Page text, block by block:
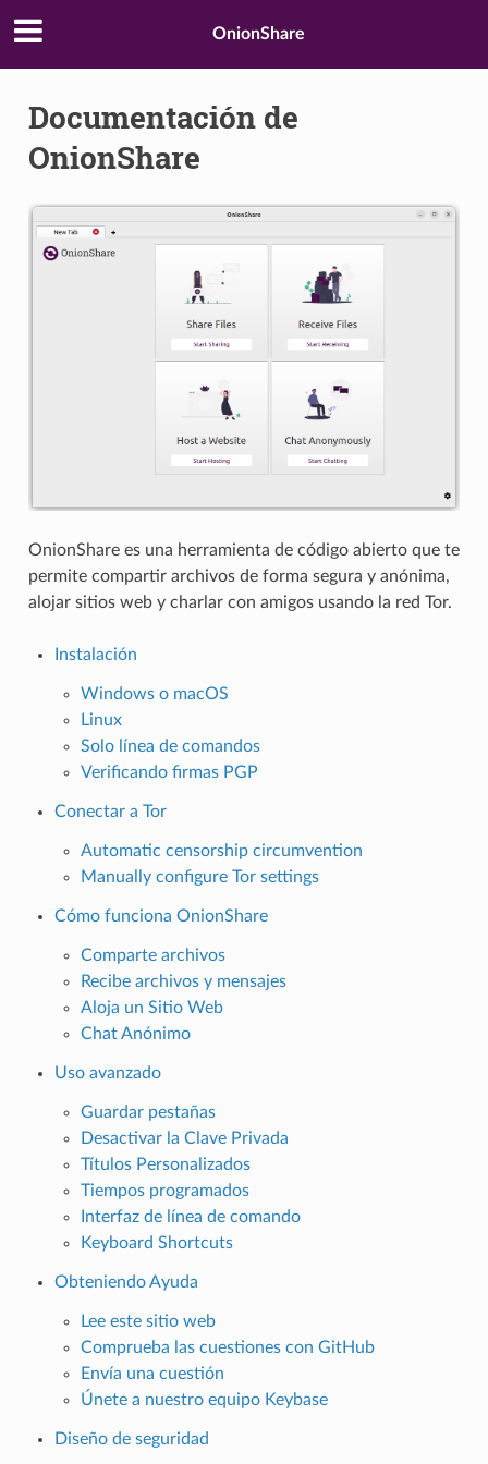
OnionShare
Documentación de
OnionShare
OnionShare es una herramienta de código abierto que te
permite compartir archivos de forma segura y anónima,
alojar sitios web y charlar con amigos usando la red Tor.
Instalación
Windows o macOS
Linux
Solo línea de comandos
Verificando firmas PGP
Conectar a Tor
Automatic censorship circumvention
Manually configure Tor settings
Cómo funciona OnionShare
Comparte archivos
Recibe archivos y mensajes
Aloja un Sitio Web
Chat Anónimo
Uso avanzado
Guardar pestañas
Desactivar la Clave Privada
Títulos Personalizados
Tiempos programados
Interfaz de línea de comando
Keyboard Shortcuts
Obteniendo Ayuda
Lee este sitio web
Comprueba las cuestiones con GitHub
Envía una cuestión
Únete a nuestro equipo Keybase
Diseño de seguridad